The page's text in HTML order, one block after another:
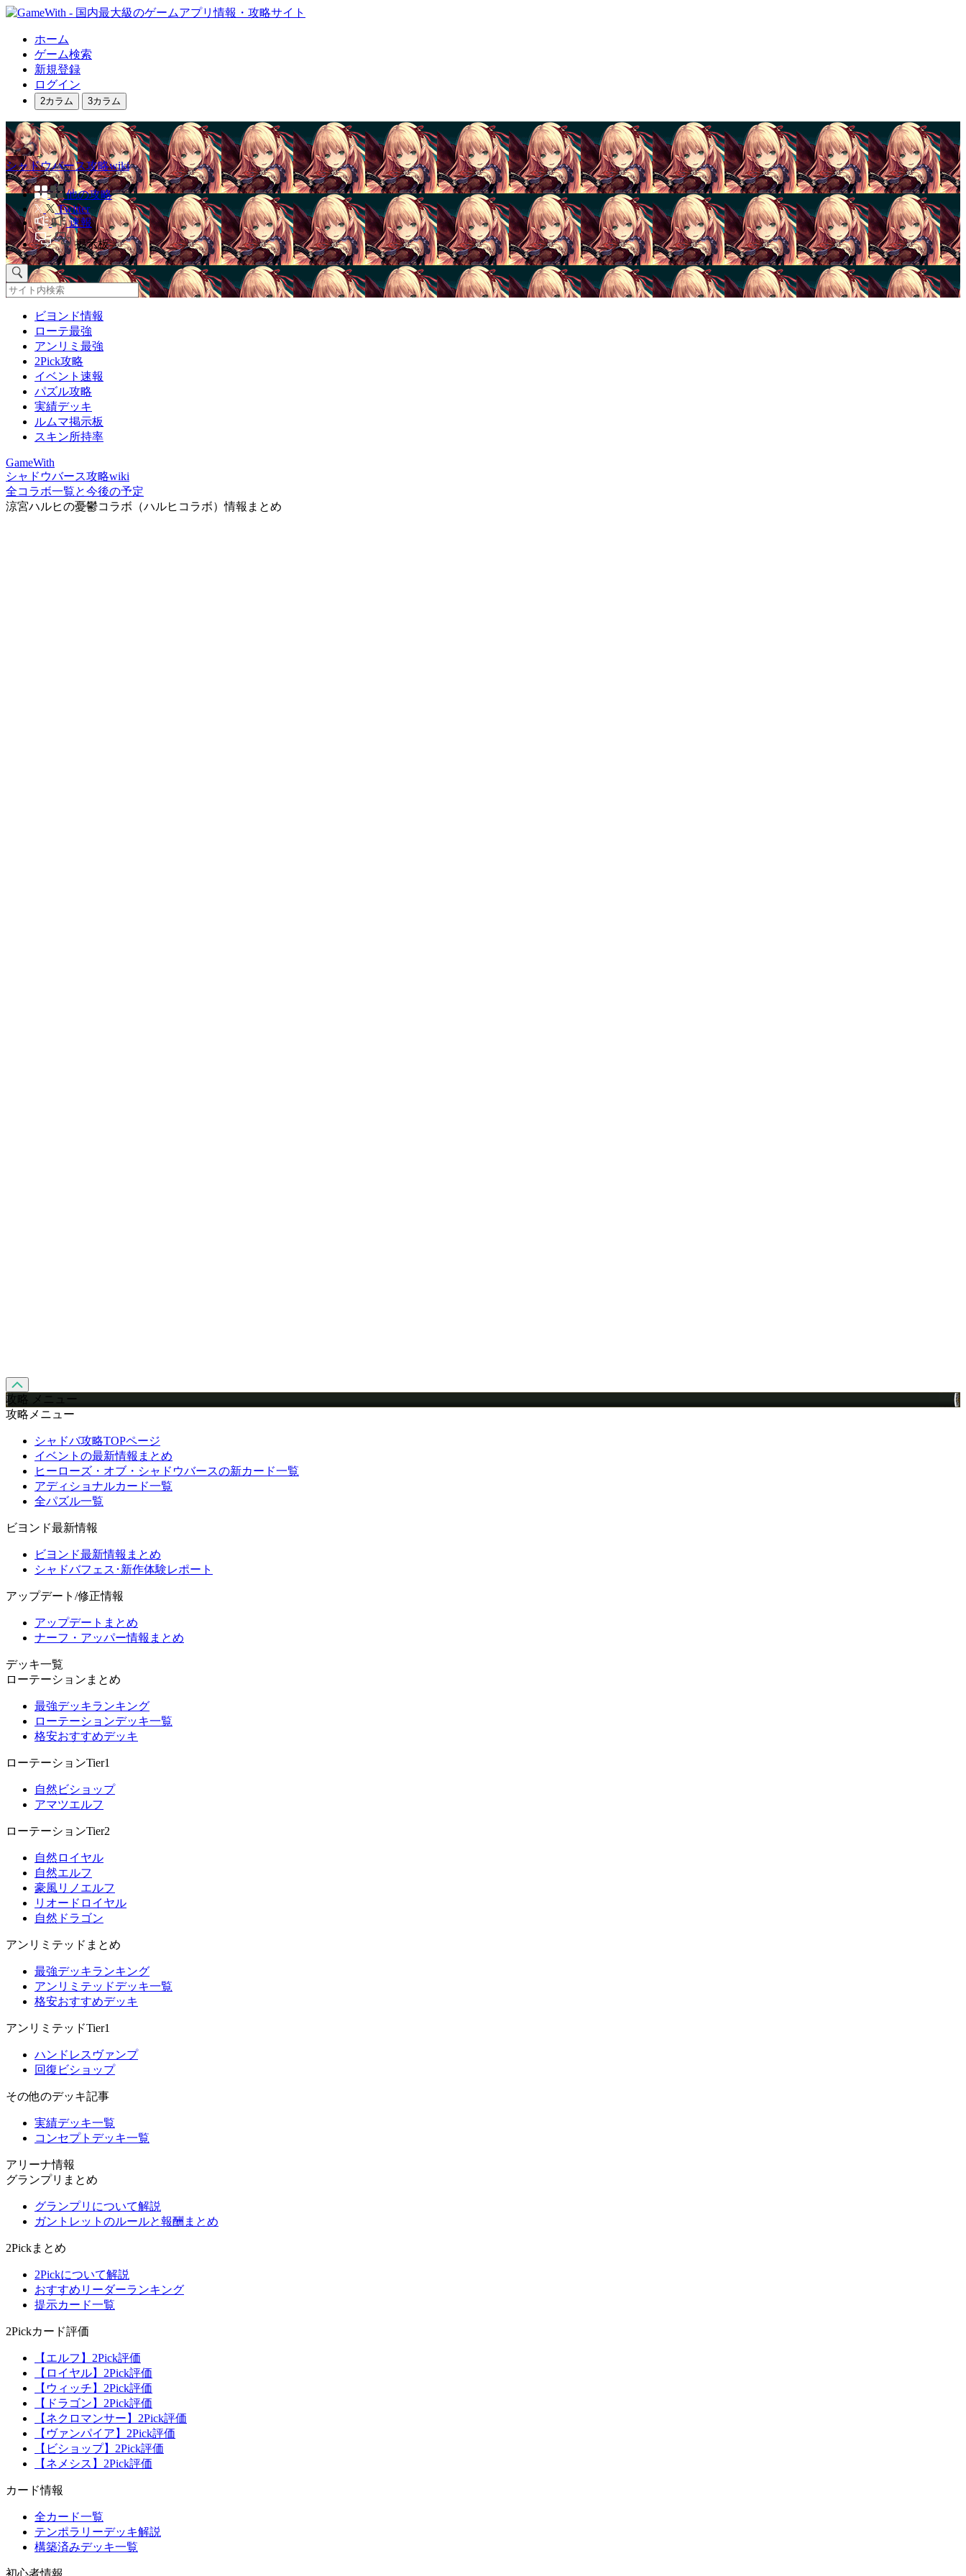
ホーム
ゲーム検索
新規登録
ログイン
2カラム 3カラム
シャドウバース攻略wiki
他の攻略
Twitter
速報
掲示板
ビヨンド情報
ローテ最強
アンリミ最強
2Pick攻略
イベント速報
パズル攻略
実績デッキ
ルムマ掲示板
スキン所持率
GameWith
シャドウバース攻略wiki
全コラボ一覧と今後の予定
涼宮ハルヒの憂鬱コラボ（ハルヒコラボ）情報まとめ
攻略 メニュー
攻略メニュー
シャドバ攻略TOPページ
イベントの最新情報まとめ
ヒーローズ・オブ・シャドウバースの新カード一覧
アディショナルカード一覧
全パズル一覧
ビヨンド最新情報
ビヨンド最新情報まとめ
シャドバフェス･新作体験レポート
アップデート/修正情報
アップデートまとめ
ナーフ・アッパー情報まとめ
デッキ一覧
ローテーションまとめ
最強デッキランキング
ローテーションデッキ一覧
格安おすすめデッキ
ローテーションTier1
自然ビショップ
アマツエルフ
ローテーションTier2
自然ロイヤル
自然エルフ
豪風リノエルフ
リオードロイヤル
自然ドラゴン
アンリミテッドまとめ
最強デッキランキング
アンリミテッドデッキ一覧
格安おすすめデッキ
アンリミテッドTier1
ハンドレスヴァンプ
回復ビショップ
その他のデッキ記事
実績デッキ一覧
コンセプトデッキ一覧
アリーナ情報
グランプリまとめ
グランプリについて解説
ガントレットのルールと報酬まとめ
2Pickまとめ
2Pickについて解説
おすすめリーダーランキング
提示カード一覧
2Pickカード評価
【エルフ】2Pick評価
【ロイヤル】2Pick評価
【ウィッチ】2Pick評価
【ドラゴン】2Pick評価
【ネクロマンサー】2Pick評価
【ヴァンパイア】2Pick評価
【ビショップ】2Pick評価
【ネメシス】2Pick評価
カード情報
全カード一覧
テンポラリーデッキ解説
構築済みデッキ一覧
初心者情報